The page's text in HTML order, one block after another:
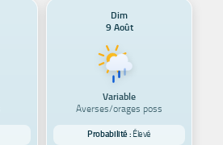
Dim
9 Août
Variable
Averses/orages poss
Probabilité : Élevé